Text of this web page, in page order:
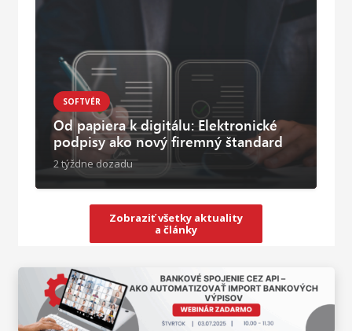
SOFTVÉR
Od papiera k digitálu: Elektronické
podpisy ako nový firemný štandard
2 týždne dozadu
Zobraziť všetky aktuality
a články